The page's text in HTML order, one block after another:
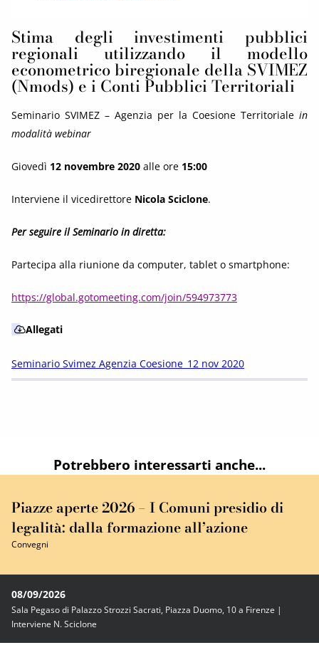
Stima degli investimenti pubblici
regionali utilizzando il modello
econometrico biregionale della SVIMEZ
(Nmods) e i Conti Pubblici Territoriali
Seminario SVIMEZ – Agenzia per la Coesione Territoriale in
modalità webinar
Giovedì 12 novembre 2020 alle ore 15:00
Interviene il vicedirettore Nicola Sciclone.
Per seguire il Seminario in diretta:
Partecipa alla riunione da computer, tablet o smartphone:
https://global.gotomeeting.com/join/594973773
Allegati
Seminario Svimez Agenzia Coesione_12 nov 2020
Potrebbero interessarti anche...
Piazze aperte 2026 – I Comuni presidio di
legalità: dalla formazione all’azione
Convegni
08/09/2026
Sala Pegaso di Palazzo Strozzi Sacrati, Piazza Duomo, 10 a Firenze |
Interviene N. Sciclone